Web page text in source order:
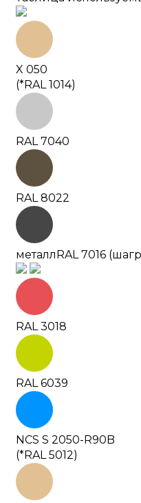
X 050
(*RAL 1014)
RAL 7040
RAL 8022
металлRAL 7016
RAL 3018
RAL 6039
NCS S 2050-R90B
(*RAL 5012)